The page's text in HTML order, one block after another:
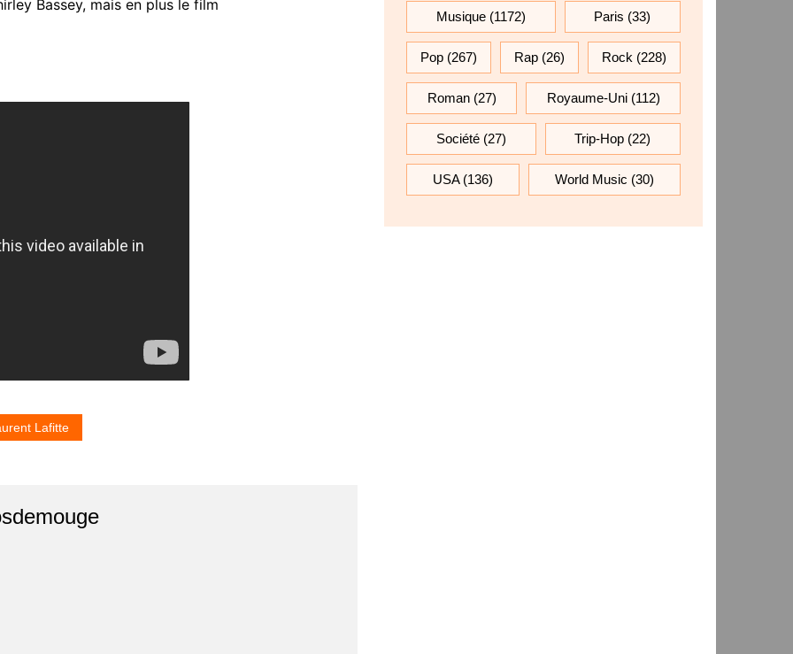
Bassey, mais en plus le film
Lafitte
Musique(1172) Paris (33)
Pop (267) Rap (26) Rock (228)
Roman(27) Royaume-Uni(112)
Société(27) Trip-Hop (22)
USA(136) World Music (30)